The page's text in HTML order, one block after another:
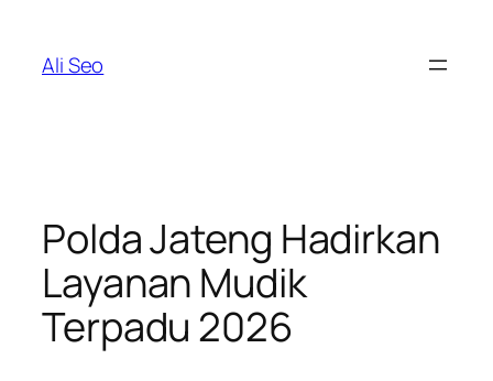
content
Ali Seo
Polda Jateng Hadirkan
Layanan Mudik
Terpadu 2026